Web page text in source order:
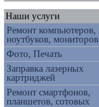
Наши услуги
Ремонт компьютеров,
ноутбуков, мониторов
Фото, Печать
Заправка лазерных
картриджей
Ремонт смартфонов,
планшетов, сотовых